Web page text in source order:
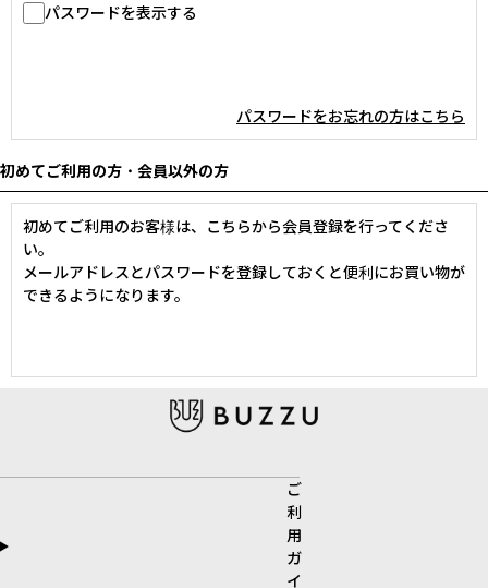
パスワードを表示する
パスワードをお忘れの方はこちら
初めてご利用の方・会員以外の方
初めてご利用のお客様は、こちらから会員登録を行ってくださ
い。
メールアドレスとパスワードを登録しておくと便利にお買い物が
できるようになります。
ご
利
用
ガ
イ